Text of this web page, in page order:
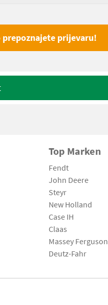
prepoznajete prijevaru!
Top Marken
Fendt
John Deere
Steyr
New Holland
Case IH
Claas
Massey Ferguson
Deutz-Fahr